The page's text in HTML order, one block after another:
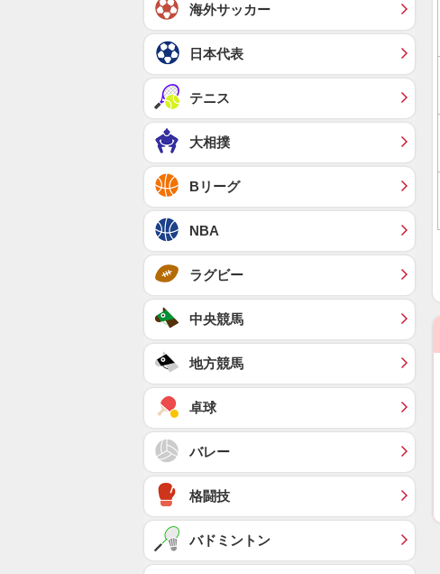
海外サッカー
日本代表
テニス
大相撲
Bリーグ
NBA
ラグビー
中央競馬
地方競馬
卓球
バレー
格闘技
バドミントン